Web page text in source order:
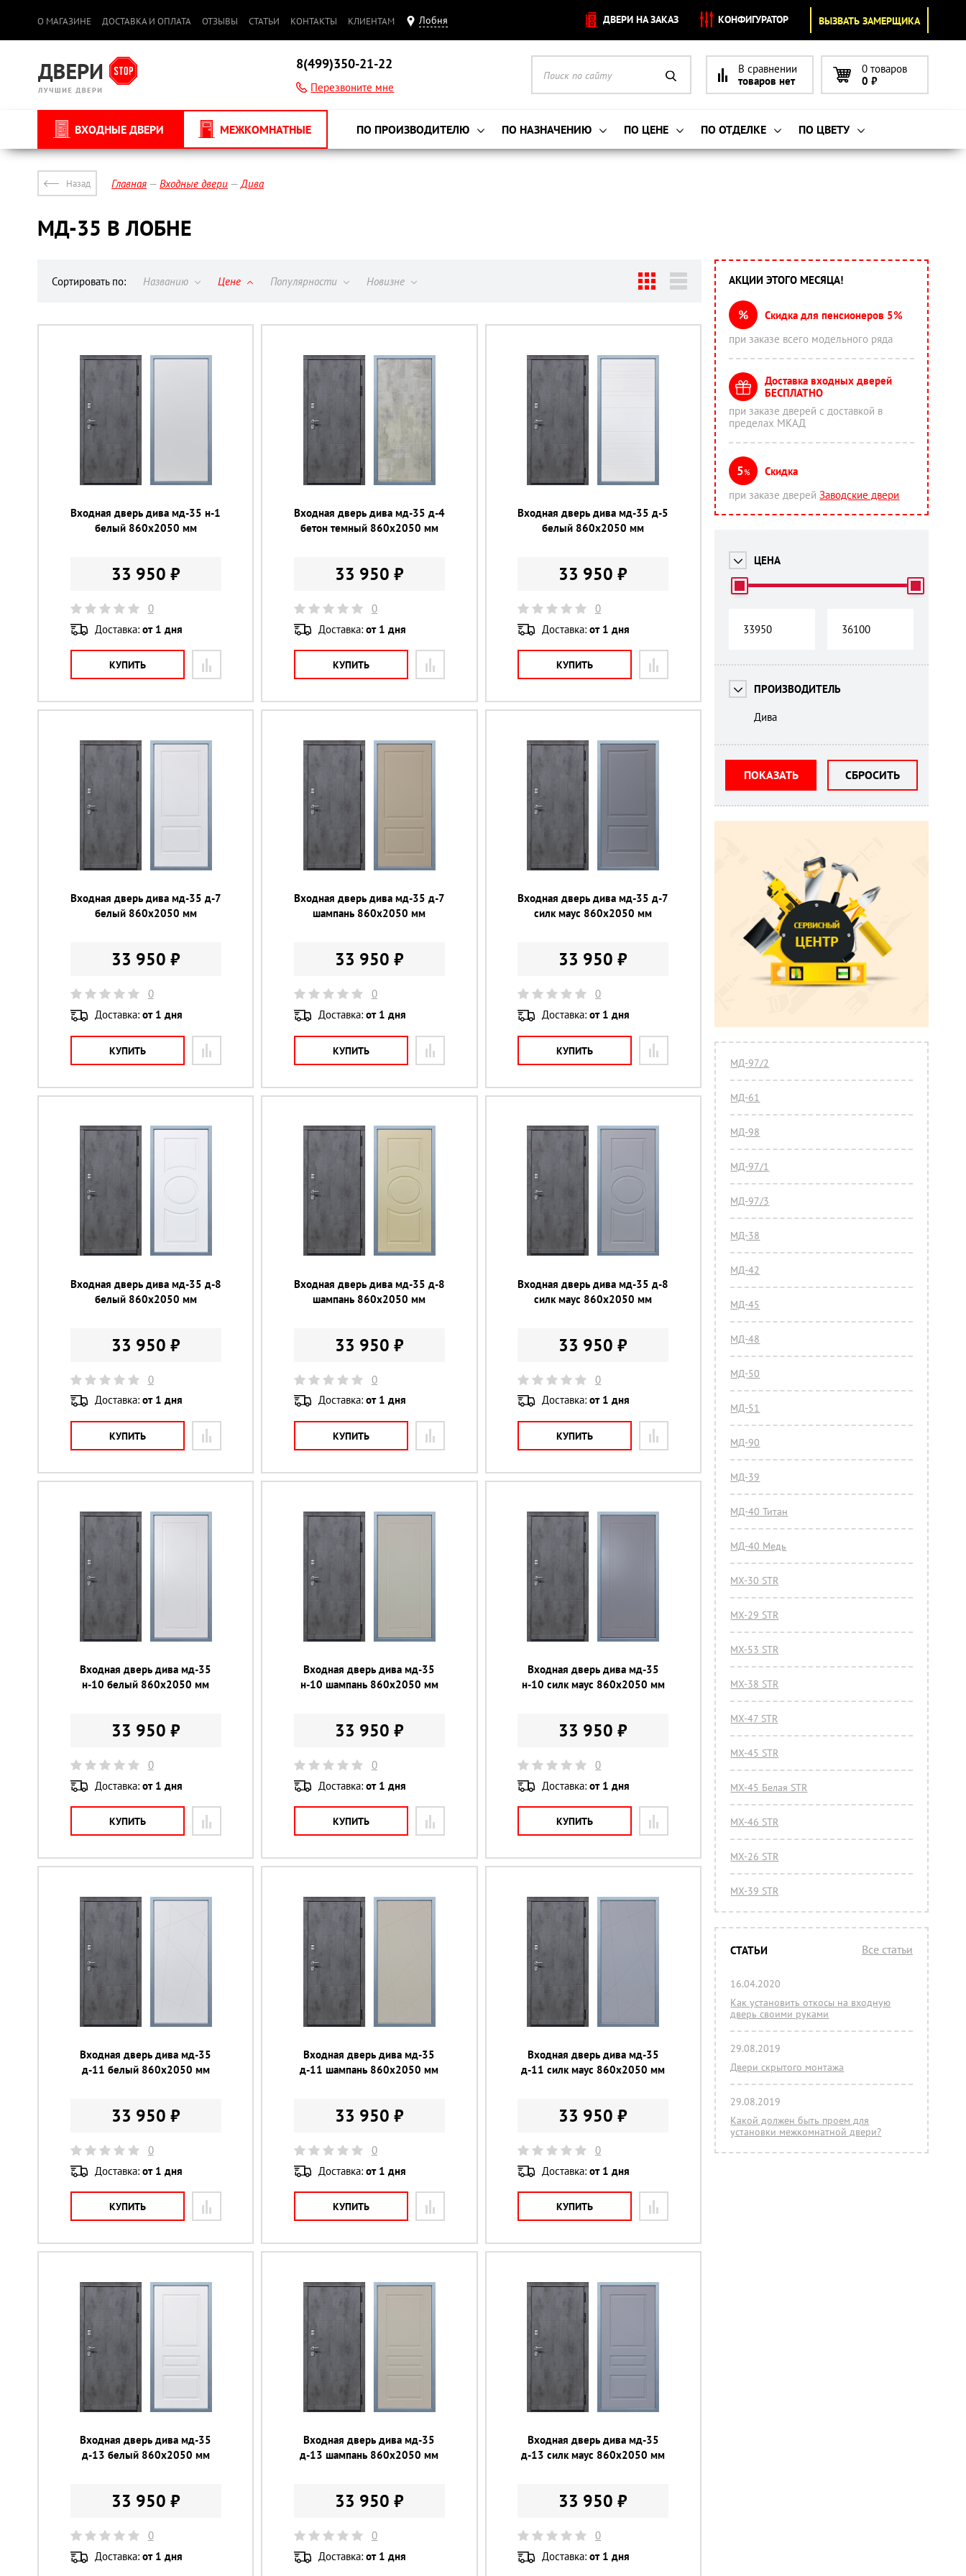
О МАГАЗИНЕ ДОСТАВКА И ОПЛАТА ОТЗЫВЫ СТАТЬИ КОНТАКТЫ КЛИЕНТАМ Лобня ДВЕРИ НА ЗАКАЗ КОНФИГУРАТОР ВЫЗВАТЬ ЗАМЕРЩИКА
8(499)350-21-22
Перезвоните мне
В сравнении
товаров нет
0 товаров
0 ₽
ВХОДНЫЕ ДВЕРИ ПО ПРОИЗВОДИТЕЛЮ ПО НАЗНАЧЕНИЮ ПО ЦЕНЕ ПО ОТДЕЛКЕ ПО ЦВЕТУ
МЕЖКОМНАТНЫЕ
Назад Главная Входные двери Дива
МД-35 В ЛОБНЕ
Сортировать по: Названию Цене Популярности Новизне
Входная дверь дива мд-35 н-1
белый 860х2050 мм
33 950 ₽
0
Доставка: от 1 дня
КУПИТЬ
Входная дверь дива мд-35 д-4
бетон темный 860х2050 мм
33 950 ₽
0
Доставка: от 1 дня
КУПИТЬ
Входная дверь дива мд-35 д-5
белый 860х2050 мм
33 950 ₽
0
Доставка:от 1 дня
КУПИТЬ
Входная дверь дива мд-35 д-7
белый 860х2050 мм
33 950 ₽
0
Доставка: от 1 дня
КУПИТЬ
Входная дверь дива мд-35 д-7
шампань 860х2050 мм
33 950 ₽
0
Доставка: от 1 дня
КУПИТЬ
Входная дверь дива мд-35 д-7
силк маус 860х2050 мм
33 950 ₽
0
Доставка:от 1 дня
КУПИТЬ
Входная дверь дива мд-35 д-8
белый 860х2050 мм
33 950 ₽
0
Доставка: от 1 дня
КУПИТЬ
Входная дверь дива мд-35 д-8
шампань 860х2050 мм
33 950 ₽
0
Доставка: от 1 дня
КУПИТЬ
Входная дверь дива мд-35 д-8
силк маус 860х2050 мм
33 950 ₽
0
Доставка:от 1 дня
КУПИТЬ
Входная дверь дива мд-35
н-10 белый 860х2050 мм
33 950 ₽
0
Доставка: от 1 дня
КУПИТЬ
Входная дверь дива мд-35
н-10 шампань 860х2050 мм
33 950 ₽
0
Доставка: от 1 дня
КУПИТЬ
Входная дверь дива мд-35
н-10 силк маус 860х2050 мм
33 950 ₽
0
Доставка:от 1 дня
КУПИТЬ
Входная дверь дива мд-35
д-11 белый 860х2050 мм
33 950 ₽
0
Доставка: от 1 дня
КУПИТЬ
Входная дверь дива мд-35
д-11 шампань 860х2050 мм
33 950 ₽
0
Доставка: от 1 дня
КУПИТЬ
Входная дверь дива мд-35
д-11 силк маус 860х2050 мм
33 950 ₽
0
Доставка:от 1 дня
КУПИТЬ
Входная дверь дива мд-35
д-13 белый 860х2050 мм
33 950 ₽
0
Доставка: от 1 дня
Входная дверь дива мд-35
д-13 шампань 860х2050 мм
33 950 ₽
0
Доставка: от 1 дня
Входная дверь дива мд-35
д-13 силк маус 860х2050 мм
33 950 ₽
0
Доставка:от 1 дня
АКЦИИ ЭТОГО МЕСЯЦА!
%
Скидка для пенсионеров 5%
при заказе всего модельного ряда
Доставка входных дверей
БЕСПЛАТНО
при заказе дверей с доставкой в
пределах МКАД
5%
Скидка
при заказе дверейЗаводские двери
ЦЕНА
ПРОИЗВОДИТЕЛЬ
Дива
ПОКАЗАТЬ СБРОСИТЬ
МД-97/2
МД-61
МД-98
МД-97/1
МД-97/3
МД-38
МД-42
МД-45
МД-48
МД-50
МД-51
МД-90
МД-39
МД-40 Титан
МД-40 Медь
МХ-30 STR
МХ-29 STR
МХ-53 STR
МХ-38 STR
МХ-47 STR
МХ-45 STR
МХ-45 Белая STR
МХ-46 STR
МХ-26 STR
МХ-39 STR
СТАТЬИ Все статьи
16.04.2020
Как установить откосы на входную
дверь своими руками
29.08.2019
Двери скрытого монтажа
29.08.2019
Какой должен быть проем для
установки межкомнатной двери?